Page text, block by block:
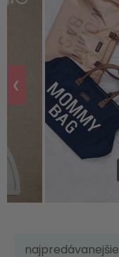
❮
najpredávanejšie